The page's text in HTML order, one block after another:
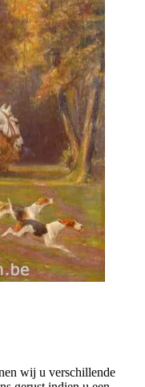
wij u verschillende